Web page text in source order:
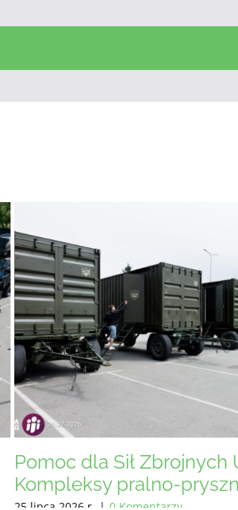
Pomoc dla Sił Zbrojnych
30 maja 2026 r. | 0 Komentarzy